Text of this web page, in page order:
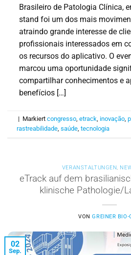
Brasileiro de Patologia Clínica,
stand foi um dos mais
atraindo grande interesse de
profissionais interessados em
os recursos do aplicativo. O
marcou uma oportunidade
compartilhar conhecimentos e
benefícios […]
| Markiertcongresso ,etrack inovação ,
rastreabilidade ,saúde ,tecnologia
VERANSTALTUNGEN
eTrack auf dem
klinische Pathologie/
VONGREINER BIO-
02
Sep.